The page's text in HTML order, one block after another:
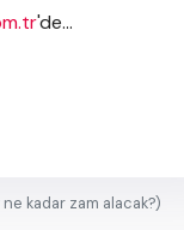
'de...
kadar zam alacak?)